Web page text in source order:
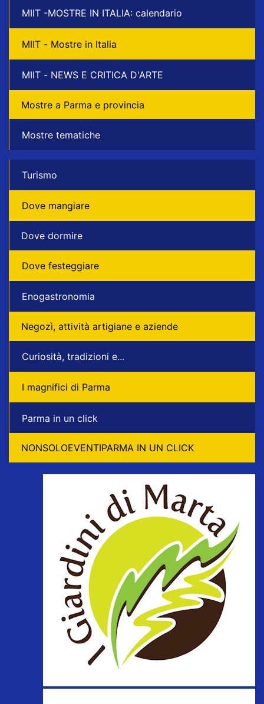
MIIT -MOSTRE IN ITALIA: calendario
MIIT - Mostre in Italia
MIIT - NEWS E CRITICA D'ARTE
Mostre a Parma e provincia
Mostre tematiche
Turismo
Dove mangiare
Dove dormire
Dove festeggiare
Enogastronomia
Negozì, attività artigiane e aziende
Curiosità, tradizioni e...
I magnifici di Parma
Parma in un click
NONSOLOEVENTIPARMA IN UN CLICK